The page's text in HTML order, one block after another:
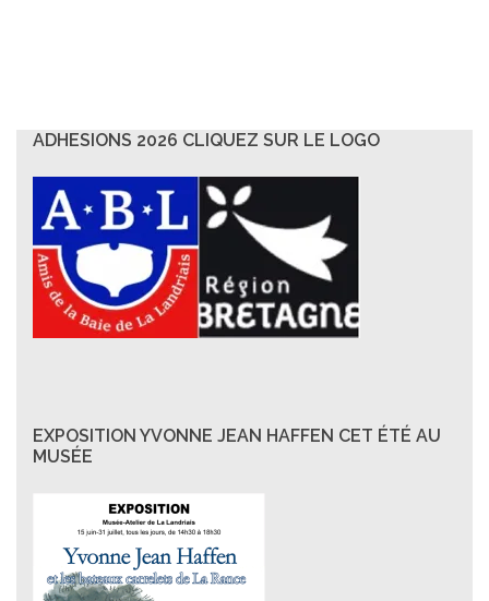
ADHESIONS 2026 CLIQUEZ SUR LE LOGO
EXPOSITION YVONNE JEAN HAFFEN CET ÉTÉ AU
MUSÉE